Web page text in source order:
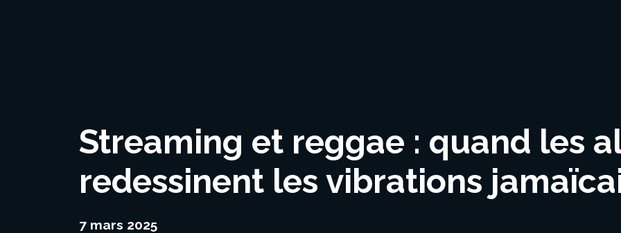
Streaming et reggae : quand les
redessinent les vibrations
7 mars 2025